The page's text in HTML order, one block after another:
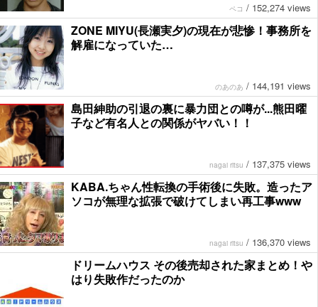
ペコ / 152,274 views
ZONE MIYU(長瀬実夕)の現在が悲惨！事務所を
解雇になっていた…
のあのあ / 144,191 views
島田紳助の引退の裏に暴力団との噂が...熊田曜
子など有名人との関係がヤバい！！
nagai ritsu / 137,375 views
KABA.ちゃん性転換の手術後に失敗。造ったア
ソコが無理な拡張で破けてしまい再工事www
nagai ritsu / 136,370 views
ドリームハウス その後売却された家まとめ！や
はり失敗作だったのか